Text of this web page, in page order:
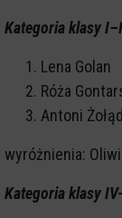
Kategoria klasy
Lena Golan
Róża
Antoni
wyróżnienia:
Kategoria klasy